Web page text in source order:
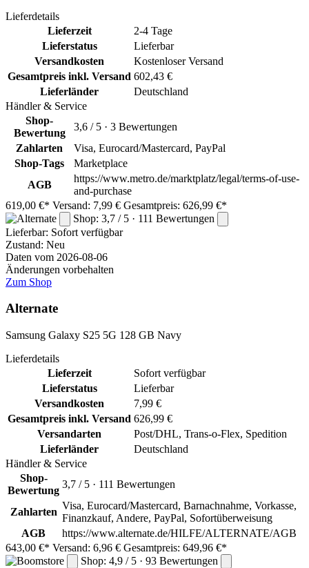
Lieferdetails
Lieferzeit
2-4 Tage
Lieferstatus
Lieferbar
Versandkosten
Kostenloser Versand
Gesamtpreis inkl. Versand 602,43 €
Lieferländer
Deutschland
Händler & Service
Shop-
Bewertung
3,6 / 5 · 3 Bewertungen
Zahlarten
Visa, Eurocard/Mastercard, PayPal
Shop-Tags
Marketplace
AGB
https://www.metro.de/marktplatz/legal/terms-of-use-
and-purchase
619,00 €* Versand: 7,99 € Gesamtpreis: 626,99 €*
Shop: 3,7 / 5 · 111 Bewertungen
Lieferbar: Sofort verfügbar
Zustand: Neu
Daten vom 2026-08-06
Änderungen vorbehalten
Zum Shop
Alternate
Samsung Galaxy S25 5G 128 GB Navy
Lieferdetails
Lieferzeit
Sofort verfügbar
Lieferstatus
Lieferbar
Versandkosten
7,99 €
Gesamtpreis inkl. Versand 626,99 €
Versandarten
Post/DHL, Trans-o-Flex, Spedition
Lieferländer
Deutschland
Händler & Service
Shop-
Bewertung
3,7 / 5 · 111 Bewertungen
Zahlarten
Visa, Eurocard/Mastercard, Barnachnahme, Vorkasse,
Finanzkauf, Andere, PayPal, Sofortüberweisung
AGB
https://www.alternate.de/HILFE/ALTERNATE/AGB
643,00 €* Versand: 6,96 € Gesamtpreis: 649,96 €*
Shop: 4,9 / 5 · 93 Bewertungen